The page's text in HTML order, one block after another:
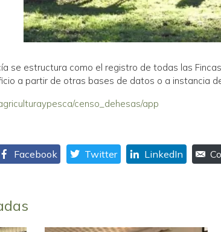
se estructura como el registro de todas las
a partir de otras bases de datos o a instancia
censo_dehesas/app
Facebook Twitter LinkedIn